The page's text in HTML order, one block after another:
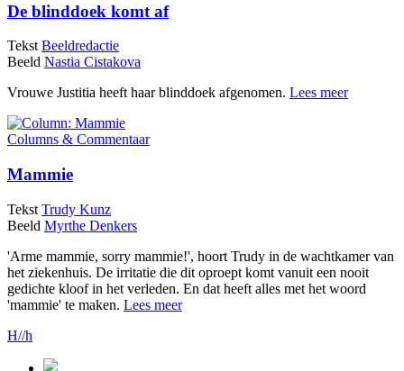
De blinddoek komt af
Tekst Beeldredactie
Beeld Nastia Cistakova
Vrouwe Justitia heeft haar blinddoek afgenomen. Lees meer
Columns & Commentaar
Mammie
Tekst Trudy Kunz
Beeld Myrthe Denkers
'Arme mammie, sorry mammie!', hoort Trudy in de wachtkamer van
het ziekenhuis. De irritatie die dit oproept komt vanuit een nooit
gedichte kloof in het verleden. En dat heeft alles met het woord
'mammie' te maken. Lees meer
H//h